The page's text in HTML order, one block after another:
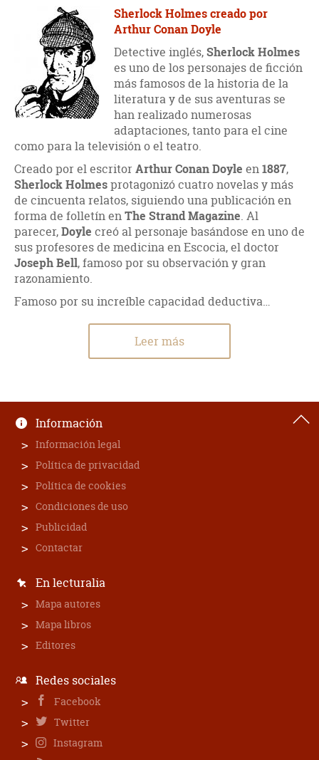
Sherlock Holmes creado por
Arthur Conan Doyle
Detective inglés,Sherlock Holmes
es uno de los personajes de ficción
más famosos de la historia de la
literatura y de sus aventuras se
han realizado numerosas
adaptaciones, tanto para el cine
como para la televisión o el teatro.
Creado por el escritor Arthur Conan Doyle en1887,
Sherlock Holmesprotagonizó cuatro novelas y más
de cincuenta relatos, siguiendo una publicación en
forma de folletín enThe Strand Magazine. Al
parecer,Doyle creó al personaje basándose en uno de
sus profesores de medicina en Escocia, el doctor
Joseph Bell, famoso por su observación y gran
razonamiento.
Famoso por su increíble capacidad deductiva…
Leer más
Información
Información legal
Política de privacidad
Política de cookies
Condiciones de uso
Publicidad
Contactar
En lecturalia
Mapa autores
Mapa libros
Editores
Redes sociales
Facebook
Twitter
Instagram